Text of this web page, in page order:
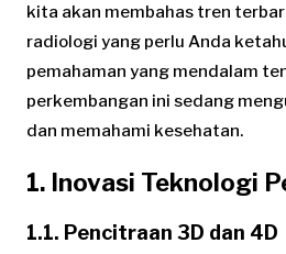
kita akan membahas tren
radiologi yang perlu Anda
pemahaman yang mendalam
perkembangan ini sedang
dan memahami kesehatan.
1. Inovasi Teknologi
1.1. Pencitraan 3D dan 4D